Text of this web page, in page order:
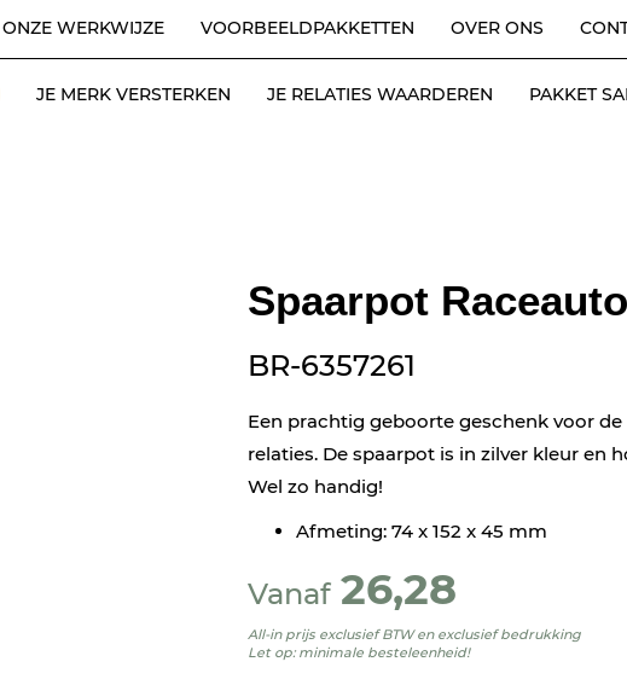
ONZE WERKWIJZE VOORBEELDPAKKETTEN OVER ONS
JE MERK VERSTERKEN JE RELATIES WAARDEREN PAKKET
Spaarpot Raceauto
BR-6357261
Een prachtig geboorte geschenk voor
relaties. De spaarpot is in zilver kleur en
Wel zo handig!
Afmeting: 74 x 152 x 45 mm
Vanaf 26,28
All-in prijs exclusief BTW en exclusief bedrukking
Let op: minimale besteleenheid!